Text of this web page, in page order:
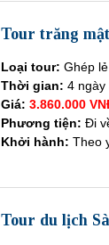
Tour trăng
Loại tour: Ghép lẻ
Thời gian: 4 ngày
Giá: 3.860.000
Phương tiện: Đi
Khởi hành: Theo
Tour du lịch